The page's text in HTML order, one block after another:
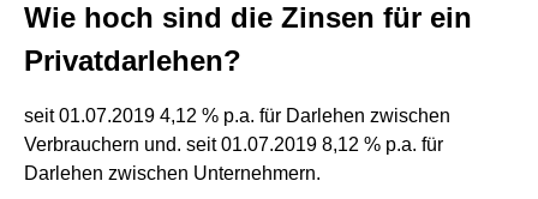
Wie hoch sind die Zinsen für ein
Privatdarlehen?
seit 01.07.2019 4,12 % p.a. für Darlehen zwischen
Verbrauchern und. seit 01.07.2019 8,12 % p.a. für
Darlehen zwischen Unternehmern.